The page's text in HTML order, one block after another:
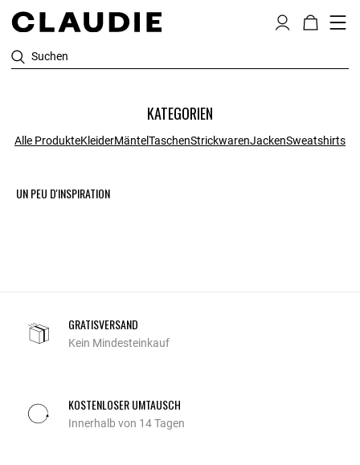
Suchen
KATEGORIEN
Alle ProdukteKleiderMäntelTaschenStrickwarenJackenSweatshirts
UN PEU D'INSPIRATION
GRATISVERSAND
Kein Mindesteinkauf
KOSTENLOSER UMTAUSCH
Innerhalb von 14 Tagen